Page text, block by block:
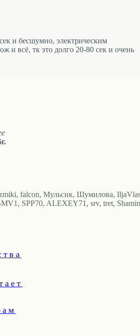
и бесшумно, электрическим
и всё, тк это долго 20-80 сек и очень
falcon, Мульсик, Шумилова,
SPP70, ALEXEY71, srv, tret,